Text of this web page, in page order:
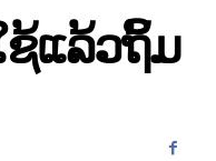
ແລ້ວຖິ້ມ